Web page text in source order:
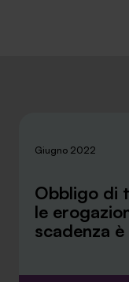
+030.3540104
Giugno 2022
Obbligo di
le
scadenza